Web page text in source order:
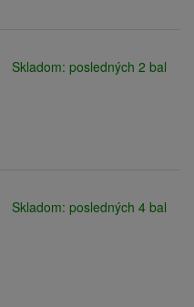
Skladom: posledných 2 bal
Skladom: posledných 4 bal